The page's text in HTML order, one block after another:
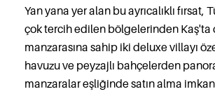
Yan yana yer alan bu ayrıcalıklı fırsat,
çok tercih edilen bölgelerinden Kaş'ta
manzarasına sahip iki deluxe villayı
havuzu ve peyzajlı bahçelerden
manzaralar eşliğinde satın alma